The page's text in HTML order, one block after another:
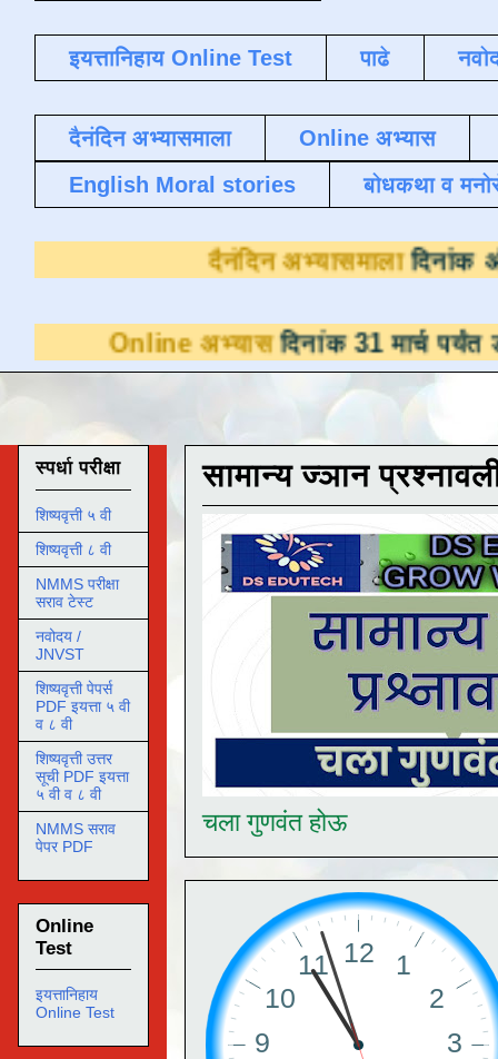
इयत्तानिहाय Online Test पाढे
दैनंदिन अभ्यासमाला
Online अभ्यास
English Moral stories
बोधकथा व
दैनंदिन
अभ्यासदिनांक 31 मार्च पर्यंत
सामान्य ज्ञान
चला गुणवंत होऊ
स्पर्धा परीक्षा
शिष्यवृत्ती ५ वी
शिष्यवृत्ती ८ वी
NMMS परीक्षा
सराव टेस्ट
नवोदय /
JNVST
शिष्यवृत्ती पेपर्स
PDF इयत्ता ५ वी
व ८ वी
शिष्यवृत्ती उत्तर
सूची PDF इयत्ता
५ वी व ८ वी
NMMS सराव
पेपर PDF
Online
Test
इयत्तानिहाय
Online Test